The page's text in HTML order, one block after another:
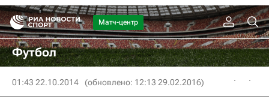
Матч-центр
Футбол
01:43 22.10.2014 (обновлено: 12:13 29.02.2016)